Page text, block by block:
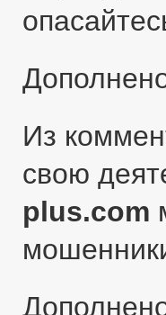
Из
свою
plus.com